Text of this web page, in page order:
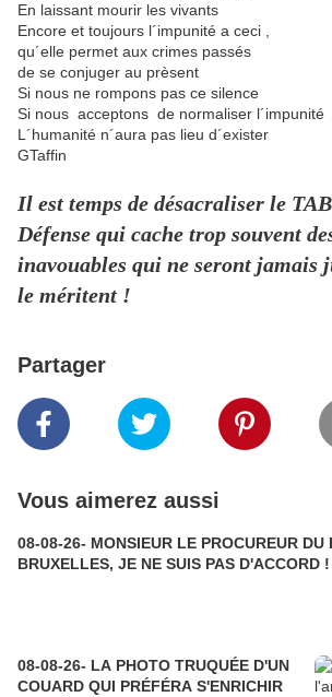
En laissant mourir les vivants
Encore et toujours l´impunité a ceci ,
qu´elle permet aux crimes passés
de se conjuger au prèsent
Si nous ne rompons pas ce silence
Si nous acceptons de normaliser l´impunité
L´humanité n´aura pas lieu d´exister
GTaffin
Il est temps de désacraliser le
Défense qui cache trop souvent
inavouables qui ne seront jamais
le méritent !
Partager
Vous aimerez aussi
08-08-26- MONSIEUR LE PROCUREUR DU
08-08-26- LA PHOTO TRUQUÉE D'UN
COUARD QUI PRÉFÉRA S'ENRICHIR